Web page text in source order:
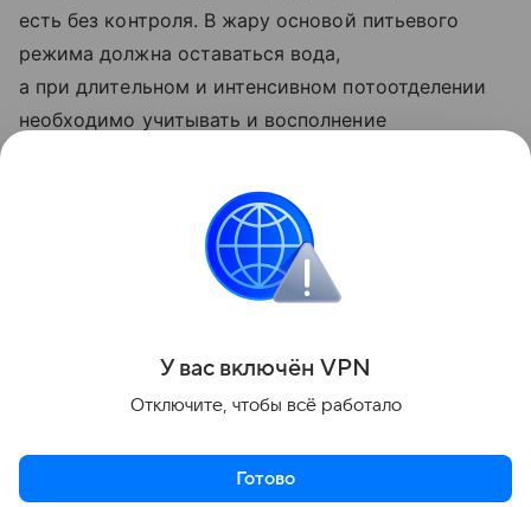
есть без контроля. В жару основой питьевого
режима должна оставаться вода,
а при длительном и интенсивном потоотделении
необходимо учитывать и восполнение
здравоохранения относит арбуз к продуктам,
которые могут дополнять питьевой режим,
но не предлагает заменять им воду», — сказала
Поделиться
У вас включён VPN
Отключите, чтобы всё работало
Готово